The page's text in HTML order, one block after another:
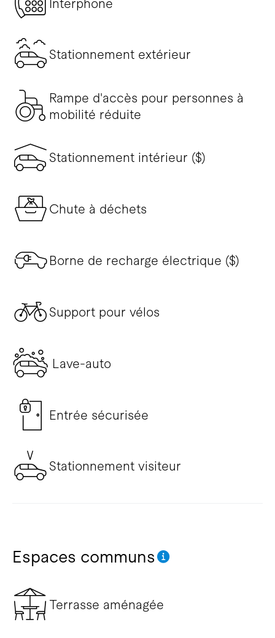
Interphone
Stationnement extérieur
Rampe d'accès pour personnes à
mobilité réduite
Stationnement intérieur ($)
Chute à déchets
Borne de recharge électrique ($)
Support pour vélos
Lave-auto
Entrée sécurisée
Stationnement visiteur
Espaces communs
Terrasse aménagée